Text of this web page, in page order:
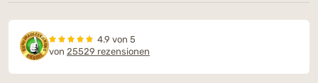
4.9 von 5
von 25529 rezensionen